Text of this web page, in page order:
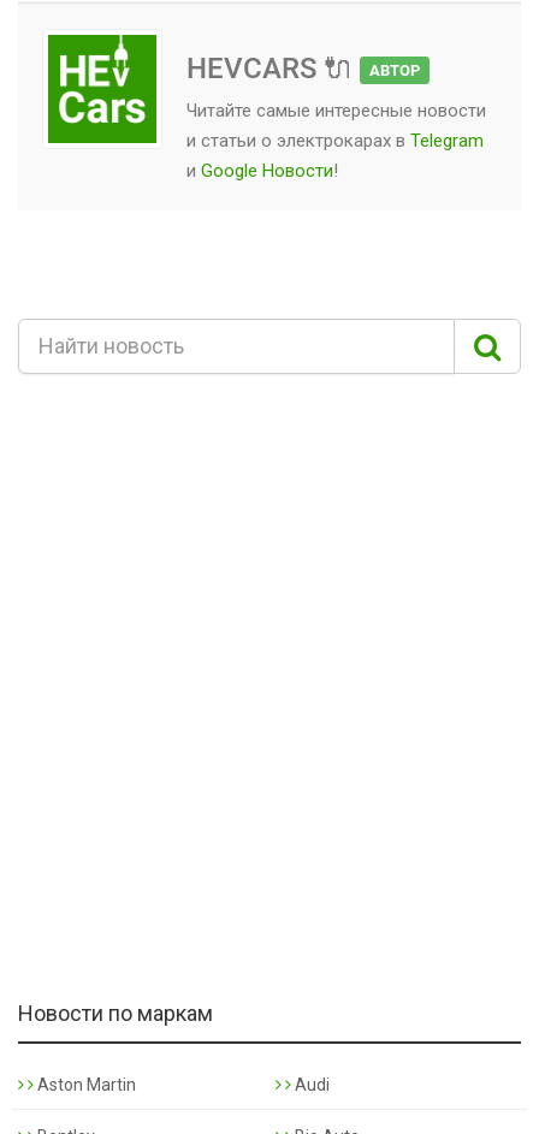
HEVCARS 🔌 АВТОР
Читайте самые интересные новости
и статьи о электрокарах в Telegram
и Google Новости!
Новости по маркам
Aston Martin Audi